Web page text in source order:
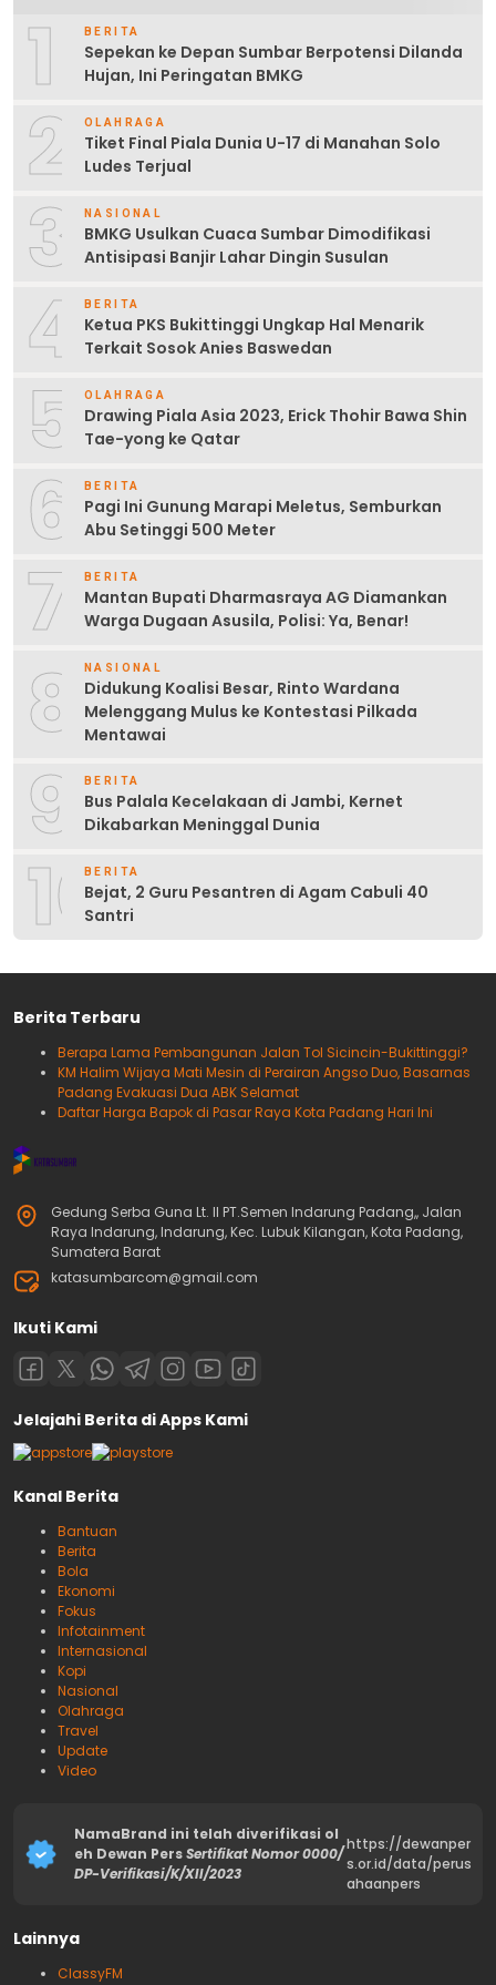
1 BERITA
Sepekan ke Depan Sumbar Berpotensi Dilanda
Hujan, Ini Peringatan BMKG
2 OLAHRAGA
Tiket Final Piala Dunia U-17 di Manahan Solo
Ludes Terjual
3 NASIONAL
BMKG Usulkan Cuaca Sumbar Dimodifikasi
Antisipasi Banjir Lahar Dingin Susulan
4 BERITA
Ketua PKS Bukittinggi Ungkap Hal Menarik
Terkait Sosok Anies Baswedan
5 OLAHRAGA
Drawing Piala Asia 2023, Erick Thohir Bawa Shin
Tae-yong ke Qatar
6 BERITA
Pagi Ini Gunung Marapi Meletus, Semburkan
Abu Setinggi 500 Meter
7 BERITA
Mantan Bupati Dharmasraya AG Diamankan
Warga Dugaan Asusila, Polisi: Ya, Benar!
8 NASIONAL
Didukung Koalisi Besar, Rinto Wardana
Melenggang Mulus ke Kontestasi Pilkada
Mentawai
9 BERITA
Bus Palala Kecelakaan di Jambi, Kernet
Dikabarkan Meninggal Dunia
10BERITA
Bejat, 2 Guru Pesantren di Agam Cabuli 40
Santri
Berita Terbaru
Berapa Lama Pembangunan Jalan Tol Sicincin-Bukittinggi?
KM Halim Wijaya Mati Mesin di Perairan Angso Duo, Basarnas
Padang Evakuasi Dua ABK Selamat
Daftar Harga Bapok di Pasar Raya Kota Padang Hari Ini
Gedung Serba Guna Lt. II PT.Semen Indarung Padang,, Jalan
Raya Indarung, Indarung, Kec. Lubuk Kilangan, Kota Padang,
Sumatera Barat
katasumbarcom@gmail.com
Ikuti Kami
Jelajahi Berita di Apps Kami
Kanal Berita
Bantuan
Berita
Bola
Ekonomi
Fokus
Infotainment
Internasional
Kopi
Nasional
Olahraga
Travel
Update
Video
NamaBrand ini telah diverifikasi ol
eh Dewan PersSertifikat Nomor 0000/
DP-Verifikasi/K/XII/2023
https://dewanper
s.or.id/data/perus
ahaanpers
Lainnya
ClassyFM